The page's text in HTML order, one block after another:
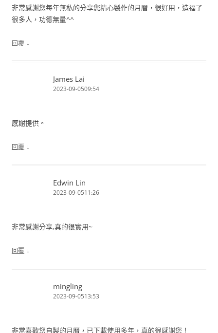
非常感謝您每年無私的分享您精心製作的月曆，很好用，造福了
很多人，功德無量^^
回覆 ↓
James Lai
2023-09-0509:54
感謝提供。
回覆 ↓
Edwin Lin
2023-09-0511:26
非常感謝分享,真的很實用~
回覆 ↓
mingling
2023-09-0513:53
非常喜歡您自製的月曆，已下載使用多年，真的很感謝您！